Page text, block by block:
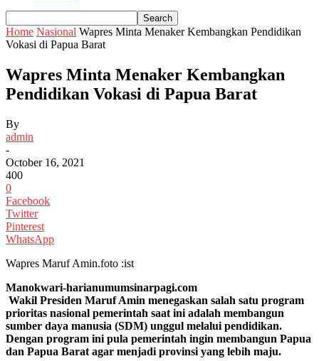
Home Nasional Wapres Minta Menaker Kembangkan Pendidikan
Vokasi di Papua Barat
Wapres Minta Menaker Kembangkan
Pendidikan Vokasi di Papua Barat
By
admin
-
October 16, 2021
400
0
Facebook
Twitter
Pinterest
WhatsApp
Wapres Maruf Amin.foto :ist
Manokwari-harianumumsinarpagi.com
Wakil Presiden Maruf Amin menegaskan salah satu program
prioritas nasional pemerintah saat ini adalah membangun
sumber daya manusia (SDM) unggul melalui pendidikan.
Dengan program ini pula pemerintah ingin membangun Papua
dan Papua Barat agar menjadi provinsi yang lebih maju.